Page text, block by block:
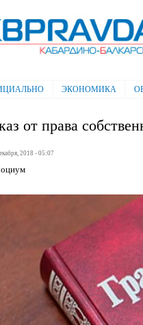
газета "Кабардино-
правда"
меню ЭКОНОМИКА
от права
2018 - 05:07